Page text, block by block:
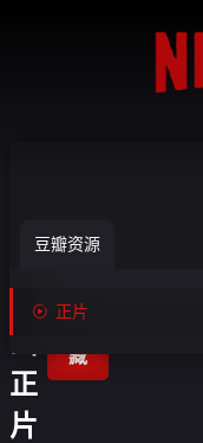
夹
金
山-
正
片

藏
豆瓣资源
 正片